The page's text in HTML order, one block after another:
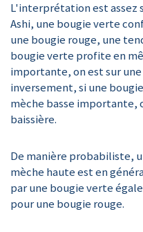
L'interprétation est assez
Ashi, une bougie verte
une bougie rouge, une
bougie verte profite en
importante, on est sur
inversement, si une
mèche basse importante,
baissière.
De manière probabiliste,
mèche haute est en
par une bougie verte
pour une bougie rouge.